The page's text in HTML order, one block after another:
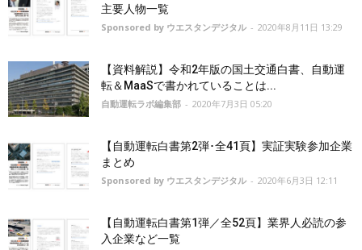
主要人物一覧
Sponsored by ウエスタンデジタル - 2020年8月11日 13:29
【資料解説】令和2年版の国土交通白書、自動運
転＆MaaSで書かれていることは...
自動運転ラボ編集部 - 2020年7月3日 05:20
【自動運転白書第2弾･全41頁】実証実験参加企業
まとめ
Sponsored by ウエスタンデジタル - 2020年6月3日 12:11
【自動運転白書第1弾／全52頁】業界人必読の参
入企業など一覧